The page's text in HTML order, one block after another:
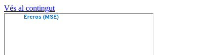
Vés al contingut